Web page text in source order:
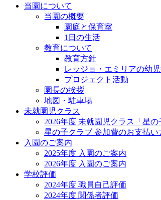
当園について
当園の概要
園庭と保育室
1日の生活
教育について
教育方針
レッジョ・エミリアの幼
プロジェクト活動
園長の挨拶
地図・駐車場
未就園児クラス
2026年度 未就園児クラス「星の
星の子クラブ 参加費のお支払い
入園のご案内
2025年度 入園のご案内
2026年度 入園のご案内
学校評価
2024年度 職員自己評価
2024年度 関係者評価